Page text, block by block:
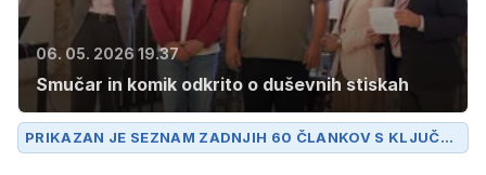
06. 05. 2026 19.37
Smučar in komik odkrito o duševnih stiskah
PRIKAZAN JE SEZNAM ZADNJIH 60 ČLANKOV S KLJUČN
O BESEDOBARBARA.